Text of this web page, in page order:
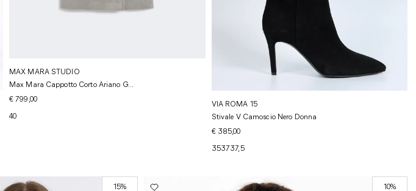
MAX MARA STUDIO
Max Mara Cappotto Corto Ariano G...
€ 799,00
40
VIA ROMA 15
Stivale V Camoscio Nero Donna
€ 385,00
353737,5
15% 10%